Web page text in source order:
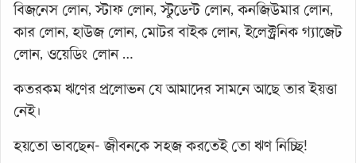
বিজনেস লোন, স্টাফ লোন, স্টুডেন্ট লোন, কনজিউমার লোন,
কার লোন, হাউজ লোন, মোটর বাইক লোন, ইলেক্ট্রনিক গ্যাজেট
লোন, ওয়েডিং লোন …
কতরকম ঋণের প্রলোভন যে আমাদের সামনে আছে তার ইয়ত্তা
নেই।
হয়তো ভাবছেন- জীবনকে সহজ করতেই তো ঋণ নিচ্ছি!